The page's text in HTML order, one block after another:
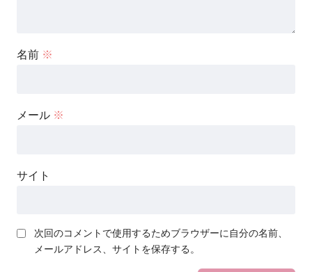
名前 ※
メール ※
サイト
次回のコメントで使用するためブラウザーに自分の名前、
メールアドレス、サイトを保存する。